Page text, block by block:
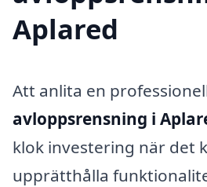
Aplared
Att anlita en
avloppsrensning i
klok investering när det
upprätthålla